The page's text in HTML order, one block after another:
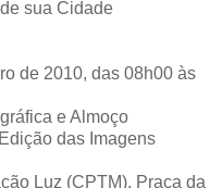
sua Cidade
de 2010, das 08h00 às
e Almoço
das Imagens
Luz (CPTM), Praça da